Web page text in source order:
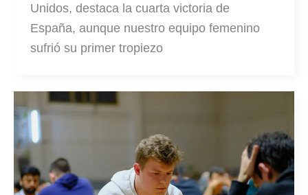
Unidos, destaca la cuarta victoria de
España, aunque nuestro equipo femenino
sufrió su primer tropiezo